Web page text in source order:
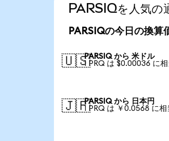
PARSIQを人気の
PARSIQの今日の換算
🇺🇸PARSIQ から 米ドル
1 PRQ は $0.00036 に相
🇯🇵PARSIQ から 日本円
1 PRQ は ￥0.0568 に相